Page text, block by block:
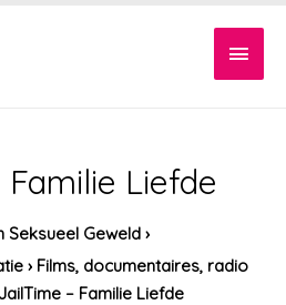
Liefde
Geweld ›
› Films, documentaires, radio
– Familie Liefde